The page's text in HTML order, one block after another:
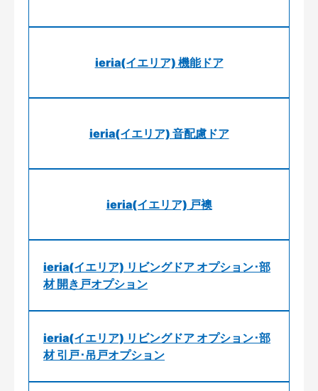
ieria(イエリア) 機能ドア
ieria(イエリア) 音配慮ドア
ieria(イエリア) 戸襖
ieria(イエリア) リビングドア オプション･部
材 開き戸オプション
ieria(イエリア) リビングドア オプション･部
材 引戸･吊戸オプション